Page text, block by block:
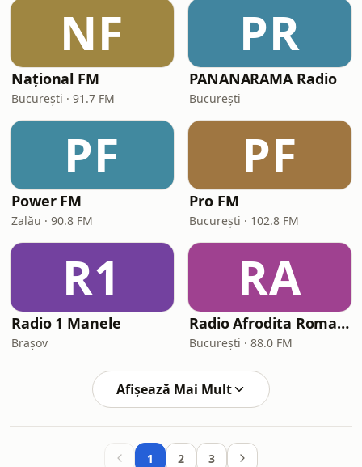
NF
Național FM
București · 91.7 FM
PR
PANANARAMA Radio
București
PF
Power FM
Zalău · 90.8 FM
PF
Pro FM
București · 102.8 FM
R1
Radio 1 Manele
Brașov
RA
Radio Afrodita Romania
București · 88.0 FM
Afișează Mai Mult
1 2 3